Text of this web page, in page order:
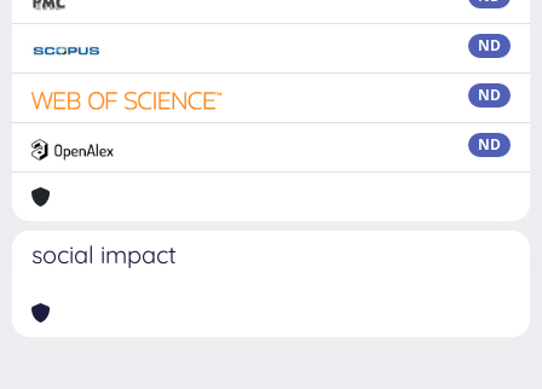
ND
ND
ND
social impact